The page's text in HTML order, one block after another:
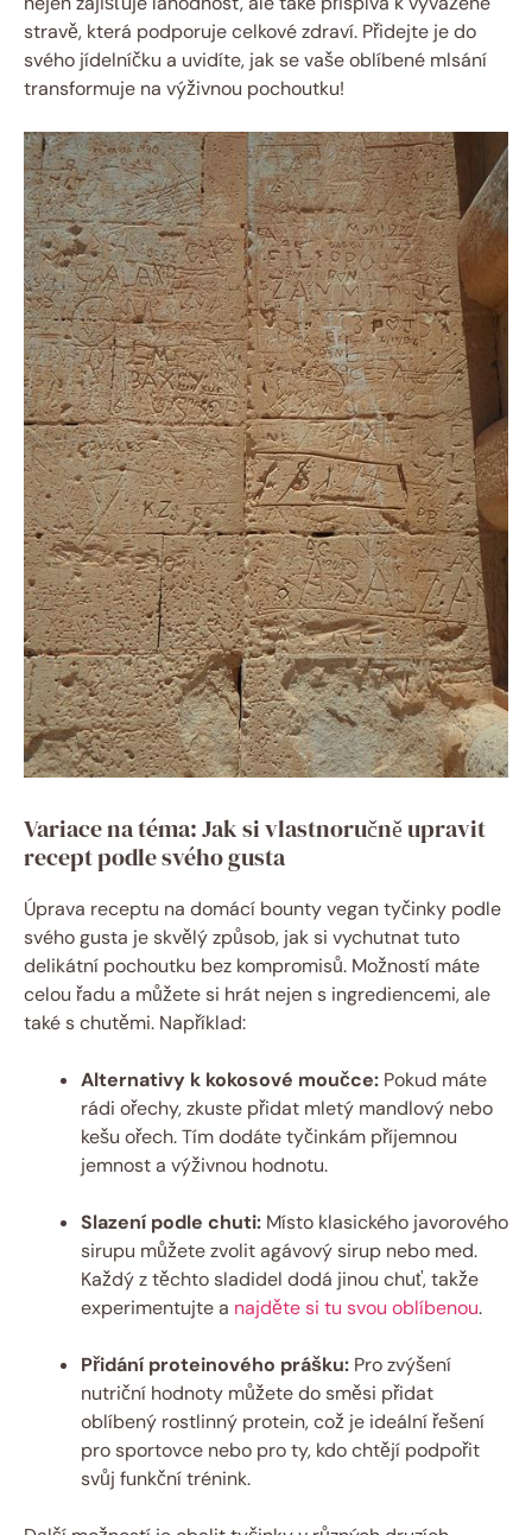
stravě, která podporuje celkové zdraví. Přidejte je do
svého jídelníčku a uvidíte, jak se vaše oblíbené mlsání
transformuje na výživnou pochoutku!
Variace na téma: Jak si vlastnoručně upravit
recept podle svého gusta
Úprava receptu na domácí bounty vegan tyčinky podle
svého gusta je skvělý způsob, jak si vychutnat tuto
delikátní pochoutku bez kompromisů. Možností máte
celou řadu a můžete si hrát nejen s ingrediencemi, ale
také s chutěmi. Například:
Alternativy k kokosové moučce: Pokud máte
rádi ořechy, zkuste přidat mletý mandlový nebo
kešu ořech. Tím dodáte tyčinkám příjemnou
jemnost a výživnou hodnotu.
Slazení podle chuti: Místo klasického javorového
sirupu můžete zvolit agávový sirup nebo med.
Každý z těchto sladidel dodá jinou chuť, takže
experimentujte a najděte si tu svou oblíbenou.
Přidání proteinového prášku: Pro zvýšení
nutriční hodnoty můžete do směsi přidat
oblíbený rostlinný protein, což je ideální řešení
pro sportovce nebo pro ty, kdo chtějí podpořit
svůj funkční trénink.